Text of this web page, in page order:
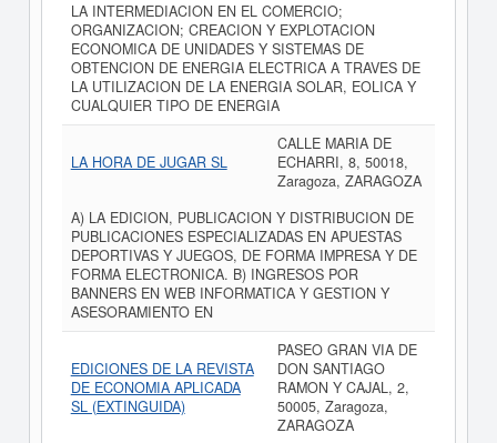
LA INTERMEDIACION EN EL COMERCIO;
ORGANIZACION; CREACION Y EXPLOTACION
ECONOMICA DE UNIDADES Y SISTEMAS DE
OBTENCION DE ENERGIA ELECTRICA A TRAVES DE
LA UTILIZACION DE LA ENERGIA SOLAR, EOLICA Y
CUALQUIER TIPO DE ENERGIA
LA HORA DE JUGAR SL
CALLE MARIA DE
ECHARRI, 8, 50018,
Zaragoza, ZARAGOZA
A) LA EDICION, PUBLICACION Y DISTRIBUCION DE
PUBLICACIONES ESPECIALIZADAS EN APUESTAS
DEPORTIVAS Y JUEGOS, DE FORMA IMPRESA Y DE
FORMA ELECTRONICA. B) INGRESOS POR
BANNERS EN WEB INFORMATICA Y GESTION Y
ASESORAMIENTO EN
EDICIONES DE LA REVISTA
DE ECONOMIA APLICADA
SL (EXTINGUIDA)
PASEO GRAN VIA DE
DON SANTIAGO
RAMON Y CAJAL, 2,
50005, Zaragoza,
ZARAGOZA